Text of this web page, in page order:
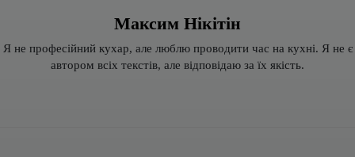
Максим Нікітін
Я не професійний кухар, але люблю проводити час на кухні. Я не є
автором всіх текстів, але відповідаю за їх якість.